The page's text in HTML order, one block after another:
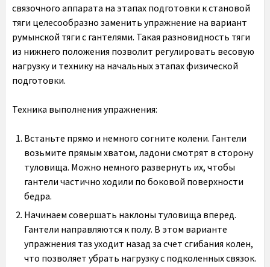
связочного аппарата на этапах подготовки к становой
тяги целесообразно заменить упражнение на вариант
румынской тяги с гантелями. Такая разновидность тяги
из нижнего положения позволит регулировать весовую
нагрузку и технику на начальных этапах физической
подготовки.
Техника выполнения упражнения:
Встаньте прямо и немного согните колени. Гантели
возьмите прямым хватом, ладони смотрят в сторону
туловища. Можно немного развернуть их, чтобы
гантели частично ходили по боковой поверхности
бедра.
Начинаем совершать наклоны туловища вперед.
Гантели направляются к полу. В этом варианте
упражнения таз уходит назад за счет сгибания колен,
что позволяет убрать нагрузку с подколенных связок.